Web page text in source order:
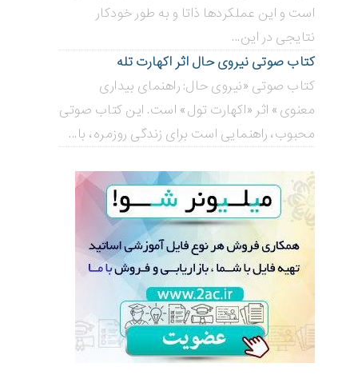
است و این عملکردها ذاتا و به طور خودکار
نتایجی در این...
کتاب صوتی نیروی حال اثر اکهارت تله
کتاب صوتی «نیروی حال: راهنمای بیداری
معنوی» اثر «اکهارت تول» است. این کتاب صوتی
محبوب، راهنمایی است برای زندگی روزمره، با...